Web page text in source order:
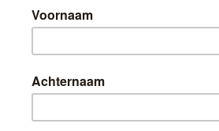
Super asperges
Super asperges